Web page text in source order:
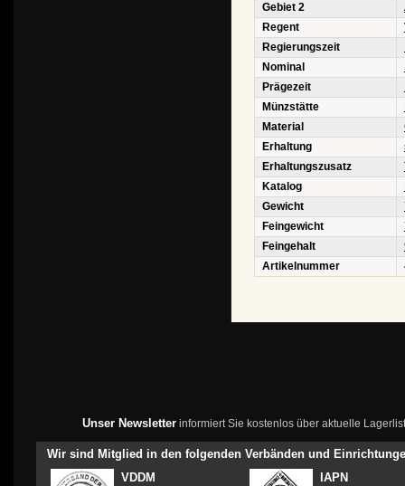
Gebiet 2
Regent
Regierungszeit
Nominal
Prägezeit
Münzstätte
Material
Erhaltung
Erhaltungszusatz
Katalog
Gewicht
Feingewicht
Feingehalt
Artikelnummer
Unser Newsletterinformiert Sie kostenlos über aktuelle
Wir sind Mitglied in den folgenden Verbänden und
VDDM
IAPN